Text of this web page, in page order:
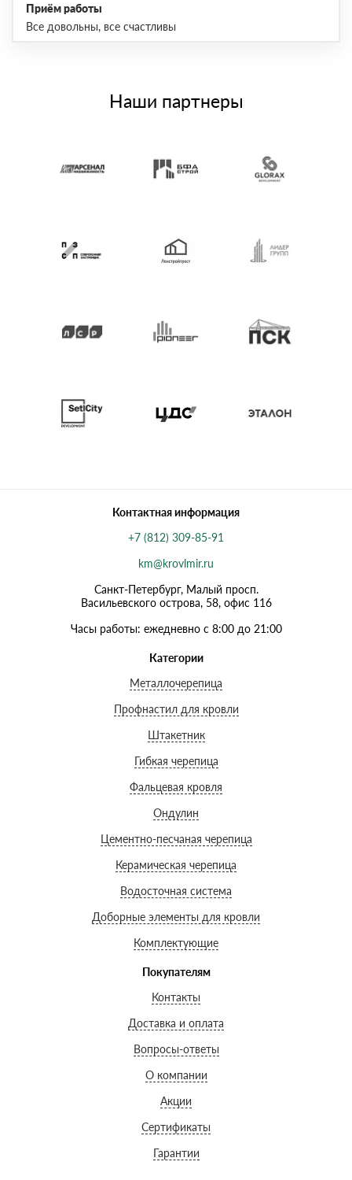
Приём работы
Все довольны, все счастливы
Наши партнеры
Контактная информация
+7 (812) 309-85-91
km@krovlmir.ru
Санкт-Петербург, Малый просп.
Васильевского острова, 58, офис 116
Часы работы: ежедневно с 8:00 до 21:00
Категории
Металлочерепица
Профнастил для кровли
Штакетник
Гибкая черепица
Фальцевая кровля
Ондулин
Цементно-песчаная черепица
Керамическая черепица
Водосточная система
Доборные элементы для кровли
Комплектующие
Покупателям
Контакты
Доставка и оплата
Вопросы-ответы
О компании
Акции
Сертификаты
Гарантии